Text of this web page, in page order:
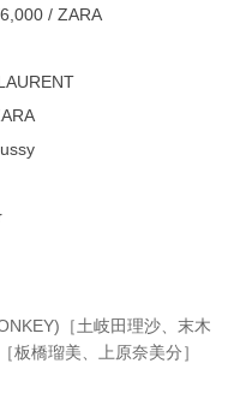
/ ZARA
［土岐田理沙、末木
板橋瑠美、上原奈美分］